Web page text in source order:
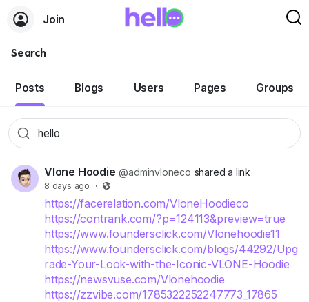
Join
Search
Posts Blogs Users Pages Groups
Vlone Hoodie @adminvloneco shared a link
8 days ago ·
https://facerelation.com/VloneHoodieco
https://contrank.com/?p=124113&preview=true
https://www.foundersclick.com/Vlonehoodie11
https://www.foundersclick.com/blogs/44292/Upg
rade-Your-Look-with-the-Iconic-VLONE-Hoodie
https://newsvuse.com/Vlonehoodie
https://zzvibe.com/1785322252247773_17865